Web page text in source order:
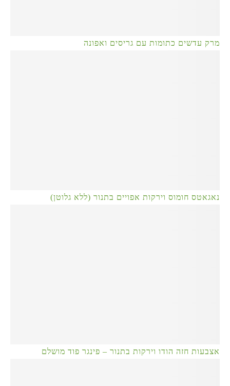
מרק עדשים כתומות עם גריסים ואפונה
נאגאטס חומוס וירקות אפויים בתנור (ללא גלוטן)
אצבעות חזה הודו וירקות בתנור – פינגר פוד מושלם